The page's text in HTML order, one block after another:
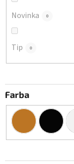
Novinka 0
Tip 0
Farba